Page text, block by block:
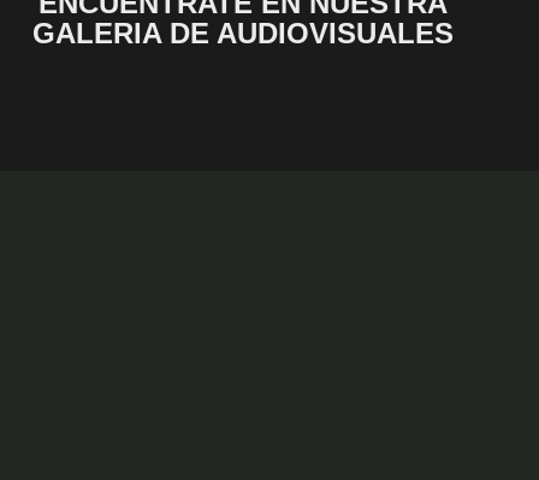
GALERIA DE AUDIOVISUALES